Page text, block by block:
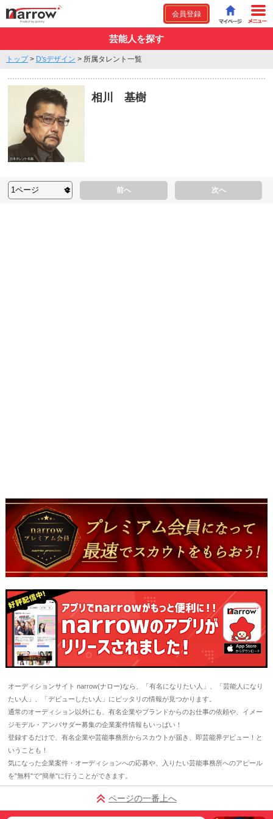
会員登録
芸能人を探す
トップ> D'sデザイン > 所属タレント一覧
相川 基樹
前へ 次へ
オーディションサイト narrow(ナロー)なら、「有名になりたい人」、「芸能人になり
たい人」、「デビューしたい人」にピッタリの情報が見つかります。
通常のオーディション以外にも、有名企業やブランドからのお仕事の依頼や、イメー
ジモデル・アンバサダー募集の企業案件情報もいっぱい！
登録するだけで、有名企業や芸能事務所からスカウトが届き、即芸能界デビュー！と
いうことも！
気になった企業案件・オーディションへの応募や、入りたい芸能事務所へのアピール
を"無料"で"簡単"に行うことができます。
ページの一番上へ